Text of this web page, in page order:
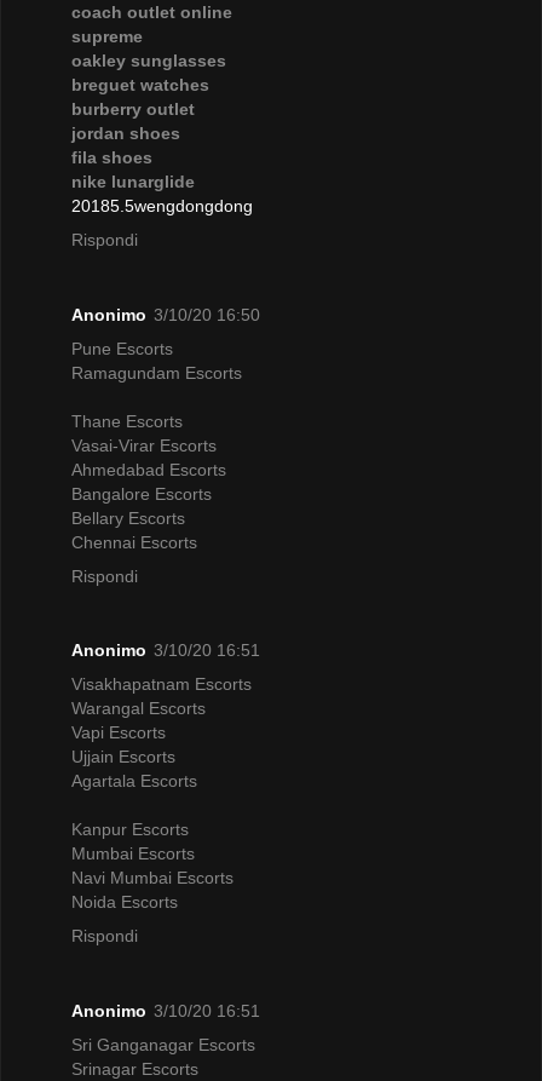
coach outlet online
supreme
oakley sunglasses
breguet watches
burberry outlet
jordan shoes
fila shoes
nike lunarglide
20185.5wengdongdong
Rispondi
Anonimo 3/10/20 16:50
Pune Escorts
Ramagundam Escorts
Thane Escorts
Vasai-Virar Escorts
Ahmedabad Escorts
Bangalore Escorts
Bellary Escorts
Chennai Escorts
Rispondi
Anonimo 3/10/20 16:51
Visakhapatnam Escorts
Warangal Escorts
Vapi Escorts
Ujjain Escorts
Agartala Escorts
Kanpur Escorts
Mumbai Escorts
Navi Mumbai Escorts
Noida Escorts
Rispondi
Anonimo 3/10/20 16:51
Sri Ganganagar Escorts
Srinagar Escorts